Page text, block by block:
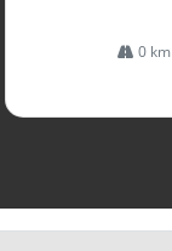
0 km